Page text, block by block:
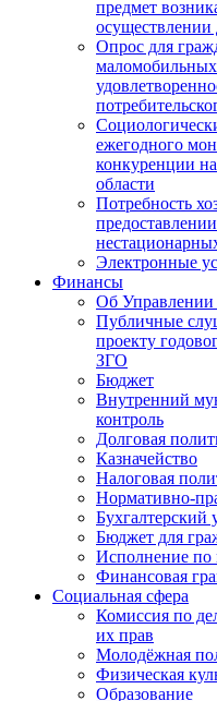
предмет
осуществлении
Опрос для
маломобильных
ежегодного
конкуренции
области
Потребность
Электронные
Финансы
Об
Публичные
проекту
ЗГО
Бюджет
Внутренний
контроль
Долговая
Казначейство
Налоговая
Нормативно-
Бухгалтерский
Бюджет для
Исполнение
Финансовая
Социальная сфера
Комиссия по
их прав
Молодёжная
Физическая
Образование